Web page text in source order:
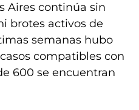
Aires continúa sin
brotes activos de
semanas hubo
compatibles con
600 se encuentran